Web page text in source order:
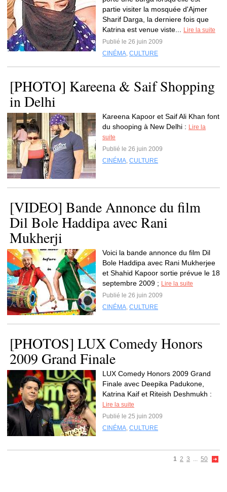
partie visiter la mosquée d'Ajmer
Sharif Darga, la derniere fois que
Katrina est venue viste...
Lire la suite
Publié le 26 juin 2009
CINÉMA, CULTURE
[PHOTO] Kareena & Saif Shopping
in Delhi
Kareena Kapoor et Saif Ali Khan font
du shooping à New Delhi : Lire la
suite
Publié le 26 juin 2009
CINÉMA, CULTURE
[VIDEO] Bande Annonce du film
Dil Bole Haddipa avec Rani
Mukherji
Voici la bande annonce du film Dil
Bole Haddipa avec Rani Mukherjee
et Shahid Kapoor sortie prévue le 18
septembre 2009 ; Lire la suite
Publié le 26 juin 2009
CINÉMA, CULTURE
[PHOTOS] LUX Comedy Honors
2009 Grand Finale
LUX Comedy Honors 2009 Grand
Finale avec Deepika Padukone,
Katrina Kaif et Riteish Deshmukh :
Lire la suite
Publié le 25 juin 2009
CINÉMA, CULTURE
1 2 3 ... 50